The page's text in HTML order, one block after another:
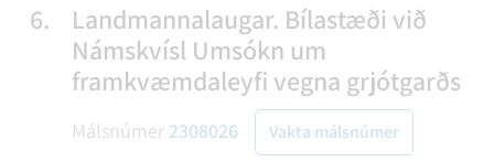
6.
Landmannalaugar. Bílastæði við
Námskvísl Umsókn um
framkvæmdaleyfi vegna grjótgarðs
Málsnúmer 2308026 Vakta málsnúmer